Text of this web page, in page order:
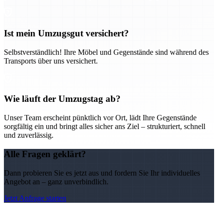
Ist mein Umzugsgut versichert?
Selbstverständlich! Ihre Möbel und Gegenstände sind während des
Transports über uns versichert.
Wie läuft der Umzugstag ab?
Unser Team erscheint pünktlich vor Ort, lädt Ihre Gegenstände
sorgfältig ein und bringt alles sicher ans Ziel – strukturiert, schnell
und zuverlässig.
Alle Fragen geklärt?
Dann probieren Sie es jetzt aus und fordern Sie Ihr individuelles
Angebot an – ganz unverbindlich.
Jetzt Anfrage starten